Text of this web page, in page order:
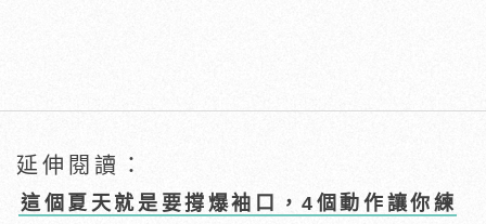
延伸閱讀：
這個夏天就是要撐爆袖口，4個動作讓你練